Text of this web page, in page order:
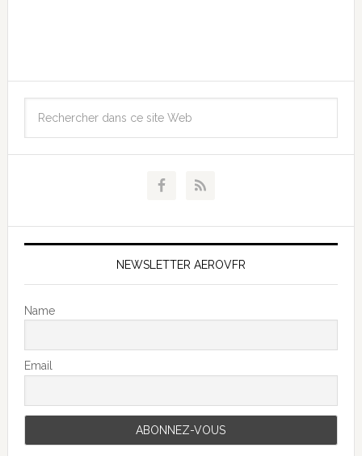
NEWSLETTER AEROVFR
Name
Email